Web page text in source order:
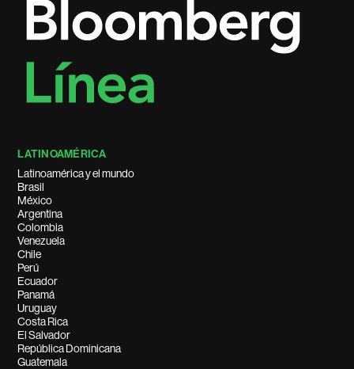
LATINOAMÉRICA
Latinoamérica y el mundo
Brasil
México
Argentina
Colombia
Venezuela
Chile
Perú
Ecuador
Panamá
Uruguay
Costa Rica
El Salvador
República Dominicana
Guatemala